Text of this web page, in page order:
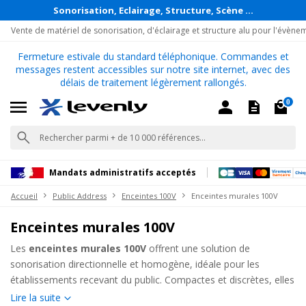
Sonorisation, Eclairage, Structure, Scène ...
Vente de matériel de sonorisation, d'éclairage et structure alu pour
Fermeture estivale du standard téléphonique. Commandes et
messages restent accessibles sur notre site internet, avec des
délais de traitement légèrement rallongés.
0
Mandats administratifs acceptés
Accueil Public Address Enceintes 100V Enceintes murales 100V
Enceintes murales 100V
Les enceintes murales 100V offrent une solution de
sonorisation directionnelle et homogène, idéale pour les
établissements recevant du public. Compactes et discrètes, elles
garantissent une diffusion sonore précise, parfaitement adaptée
Lire la suite